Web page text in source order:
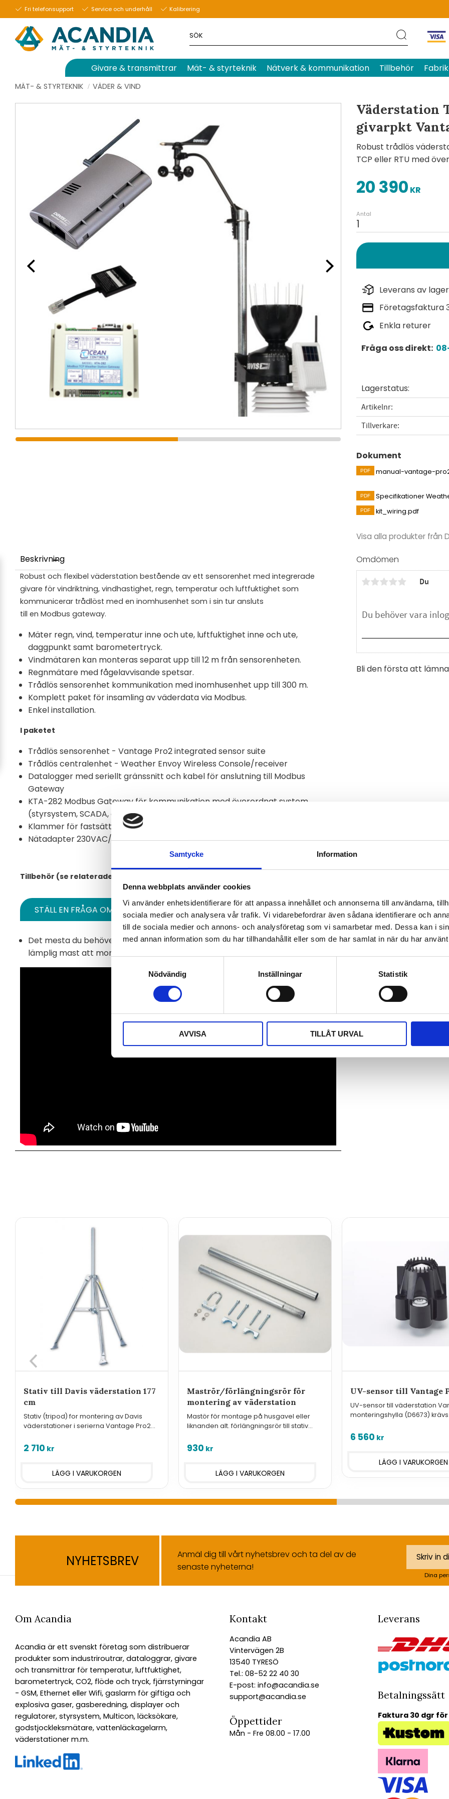
Samtycke Information
Denna webbplats använder cookies
Vi använder enhetsidentifierare för att anpassa innehållet och annonserna till användarna,
sociala medier och analysera vår trafik. Vi vidarebefordrar även sådana identifierare och
till de sociala medier och annons- och analysföretag som vi samarbetar med. Dessa kan i
med annan information som du har tillhandahållit eller som de har samlat in när du har
Nödvändig
Inställningar Statistik
AVVISA TILLÅT URVAL
Fri telefonsupport Service och underhåll Kalibrering
Givare & transmittrar Mät- & styrteknik Nätverk & kommunikation Tillbehör
MÄT- & STYRTEKNIK VÄDER & VIND
Väderstation
givarpkt
Robust trådlös
TCP eller RTU med
20 390 KR
Antal
Leverans av
Företagsfaktura
Enkla returer
Fråga oss direkt:
Lagerstatus
Artikelnr
Tillverkare
Dokument
manual-vantage-
Specifikationer
kit_wiring.pdf
Visa alla produkter från
Beskrivning
Robust och flexibel väderstation bestående av ett sensorenhet med integrerade
givare för vindriktning, vindhastighet, regn, temperatur och luftfuktighet som
kommunicerar trådlöst med en inomhusenhet som i sin tur ansluts
till en Modbus gateway.
Mäter regn, vind, temperatur inne och ute, luftfuktighet inne och ute,
daggpunkt samt barometertryck.
Vindmätaren kan monteras separat upp till 12 m från sensorenheten.
Regnmätare med fågelavvisande spetsar.
Trådlös sensorenhet kommunikation med inomhusenhet upp till 300 m.
Komplett paket för insamling av väderdata via Modbus.
Enkel installation.
I paketet
Trådlös sensorenhet - Vantage Pro2 integrated sensor suite
Trådlös centralenhet - Weather Envoy Wireless Console/receiver
Datalogger med seriellt gränssnitt och kabel för anslutning till Modbus
Gateway
KTA-282 Modbus Gateway för kommunikation med överordnat system
(styrsystem, SCADA, etc) via Modbus TCP eller Modbus RTU.
Klammer för fastsättning på maströr.
Nätadapter 230VAC/5VDC
Tillbehör (se relaterade produkter):
STÄLL EN FRÅGA OM PRODUKTEN
Det mesta du behöver ingår, komplettera med 3-bens stativ om du saknar
lämplig mast att montera den på.
Omdömen
Du
Bli den första att
Stativ till Davis väderstation 177
cm
Stativ (tripod) for montering av Davis
väderstationer i serierna Vantage Pro2
2 710 kr
Maströr/förlängningsrör för
montering av väderstation
Mastör för montage på husgavel eller
liknanden alt. förlängningsrör till stativ
930 kr
UV-sensor till Vantage
UV-sensor till väderstation
monteringshylla (D6673)
6 560 kr
NYHETSBREV
Anmäl dig till vårt nyhetsbrev och ta del av de
senaste nyheterna!
Dina
Om Acandia
Acandia är ett svenskt företag som distribuerar
produkter som industriroutrar, dataloggrar, givare
och transmittrar för temperatur, luftfuktighet,
barometertryck, CO2, flöde och tryck, fjärrstyrningar
- GSM, Ethernet eller Wifi, gaslarm för giftiga och
explosiva gaser, gasberedning, displayer och
regulatorer, styrsystem, Multicon, läcksökare,
godstjockleksmätare, vattenläckagelarm,
väderstationer m.m.
Kontakt
Acandia AB
Vintervägen 2B
13540 TYRESÖ
Tel.: 08-52 22 40 30
E-post: info@acandia.se
support@acandia.se
Öppettider
Mån - Fre 08.00 - 17.00
Leverans
Betalningssätt
Faktura 30 dgr